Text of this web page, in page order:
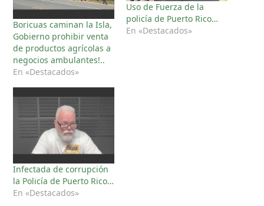
Boricuas caminan la Isla,
Gobierno prohibir venta
de productos agrícolas a
negocios ambulantes!..
En «Destacados»
Uso de Fuerza de la
policía de Puerto Rico…
En «Destacados»
Infectada de corrupción
la Policía de Puerto Rico…
En «Destacados»